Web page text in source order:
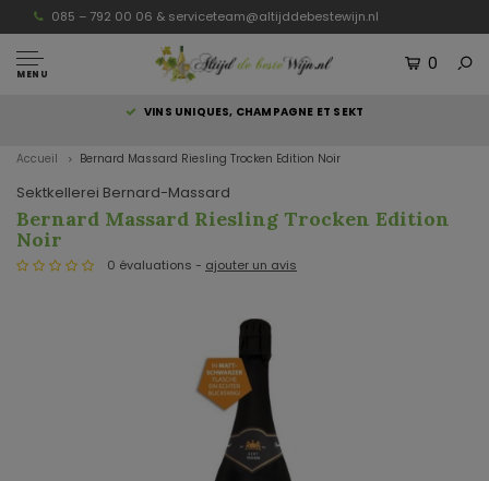
085 – 792 00 06 & serviceteam@altijddebestewijn.nl
MENU
0
VINS UNIQUES, CHAMPAGNE ET SEKT
Accueil Bernard Massard Riesling Trocken Edition Noir
Sektkellerei Bernard-Massard
Bernard Massard Riesling Trocken Edition
Noir
0 évaluations - ajouter un avis